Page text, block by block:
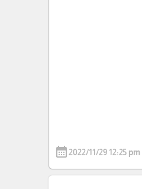
calendar_month2022/11/29 12:25 pm